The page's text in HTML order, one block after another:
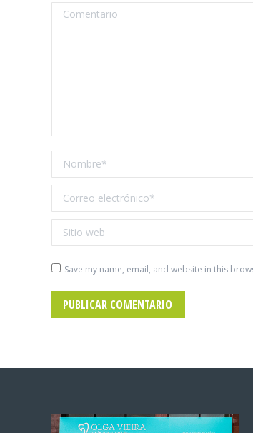
Comentario
Nombre *
Correo electrónico *
Sitio web
Save my name, email, and website in this
PUBLICAR COMENTARIO